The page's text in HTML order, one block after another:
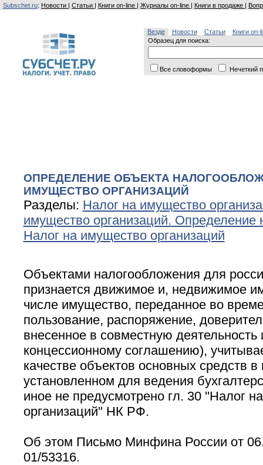
Subschet.ru: Новости | Статьи | Книги on-line | Журналы on-line | Книги в продаже |
Везде Новости Статьи
Книги on-
Образец для поиска:
Все словоформы Нечеткий
ОПРЕДЕЛЕНИЕ ОБЪЕКТА
ИМУЩЕСТВО ОРГАНИЗАЦИЙ
Разделы: Налог на имущество
имущество организаций. Определение
Налог на имущество организаций
Объектами налогообложения для
признается движимое и, недвижимое
числе имущество, переданное во
пользование, распоряжение,
внесенное в совместную
концессионному соглашению),
качестве объектов основных средств в
установленном для ведения
иное не предусмотрено гл. 30 ''Налог
организаций'' НК РФ.
Об этом Письмо Минфина России от
01/53316.